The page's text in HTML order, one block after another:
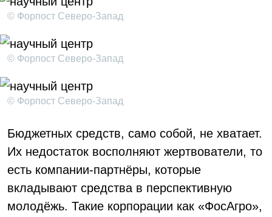
© Форпост Северо-Запад
© Форпост Северо-Запад
© Форпост Северо-Запад
Бюджетных средств, само собой, не хватает.
Их недостаток восполняют жертвователи, то
есть компании-партнёры, которые
вкладывают средства в перспективную
молодёжь. Такие корпорации как «ФосАгро»,